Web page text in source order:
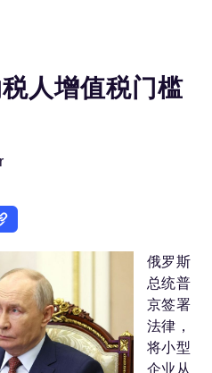
01-67
人增值税门槛
俄罗斯
总统普
京签署
法律，
将小型
企业从